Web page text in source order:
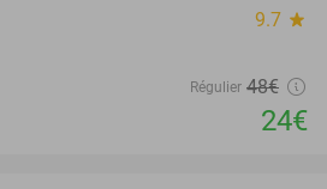
9.7 star
Régulier 48€
24€